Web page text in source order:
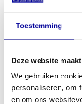
Toestemming
Deze website
We gebruiken
personaliseren, om
en om ons